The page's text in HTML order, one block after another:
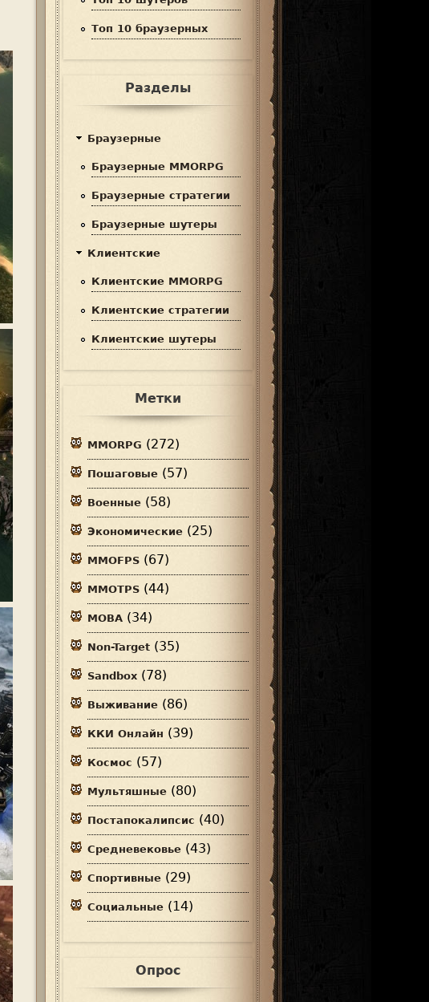
Топ 10 браузерных
Разделы
Браузерные
Браузерные MMORPG
Браузерные стратегии
Браузерные шутеры
Клиентские
Клиентские MMORPG
Клиентские стратегии
Клиентские шутеры
Метки
MMORPG (272)
Пошаговые (57)
Военные (58)
Экономические (25)
MMOFPS (67)
MMOTPS (44)
MOBA (34)
Non-Target (35)
Sandbox (78)
Выживание (86)
ККИ Онлайн (39)
Космос (57)
Мультяшные (80)
Постапокалипсис (40)
Средневековье (43)
Спортивные (29)
Социальные (14)
Опрос